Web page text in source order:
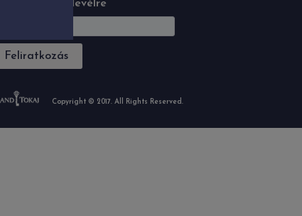
hírlevélre
Feliratkozás
Copyright © 2017. All Rights Reserved.